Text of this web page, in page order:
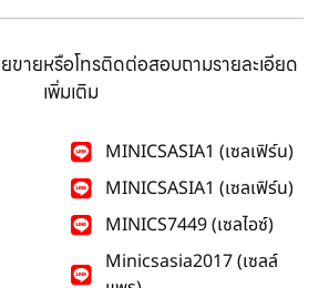
ขายหรือโทรติดต่อสอบถามรายละเอียด
เพิ่มเติม
MINICSASIA1 (เซลเฟิร์น)
MINICSASIA1 (เซลเฟิร์น)
MINICS7449 (เซลไอซ์)
Minicsasia2017 (เซลล์